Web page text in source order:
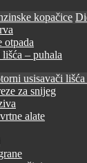
kopačice
otpada
– puhala
usisavači lišća
za snijeg
alate